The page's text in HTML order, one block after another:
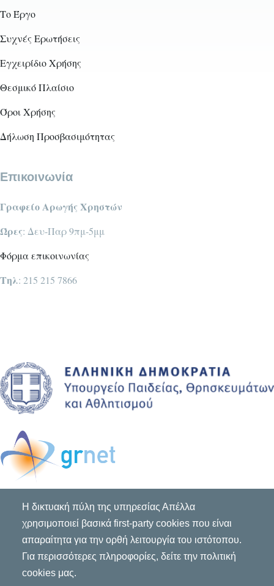
Η δικτυακή πύλη της υπηρεσίας Απέλλα
χρησιμοποιεί βασικά first-party cookies που είναι
απαραίτητα για την ορθή λειτουργία του ιστότοπου.
Για περισσότερες πληροφορίες, δείτε την πολιτική
cookies μας.
Το Έργο
Συχνές Ερωτήσεις
Εγχειρίδιο Χρήσης
Θεσμικό Πλαίσιο
Όροι Χρήσης
Δήλωση Προσβασιμότητας
Επικοινωνία
Γραφείο Αρωγής Χρηστών
Ώρες: Δευ-Παρ 9πμ-5μμ
Φόρμα επικοινωνίας
Τηλ: 215 215 7866